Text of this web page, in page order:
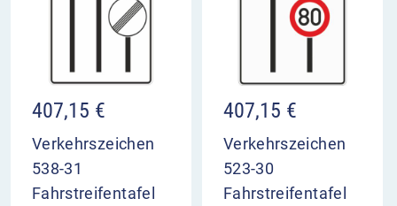
407,15 €
Verkehrszeichen
538-31
Fahrstreifentafel
407,15 €
Verkehrszeichen
523-30
Fahrstreifentafel